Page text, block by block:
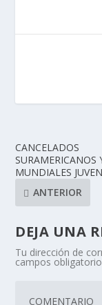
CANCELADOS
SURAMERICANOS
MUNDIALES
ANTERIOR
DEJA UNA
Tu dirección de
campos